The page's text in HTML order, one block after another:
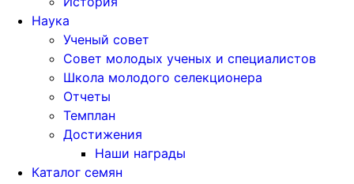
Наука
Ученый совет
Совет молодых ученых и специалистов
Школа молодого селекционера
Отчеты
Темплан
Достижения
Наши награды
Каталог семян